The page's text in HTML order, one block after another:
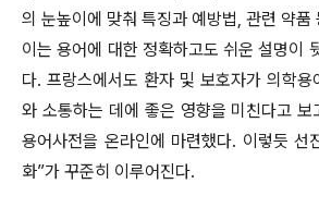
의 눈높이에 맞춰 특징과 예방법, 관련 약품
이는 용어에 대한 정확하고도 쉬운 설명이
다. 프랑스에서도 환자 및 보호자가 의학
와 소통하는 데에 좋은 영향을 미친다고 보
용어사전을 온라인에 마련했다. 이렇듯 선
화”가 꾸준히 이루어진다.